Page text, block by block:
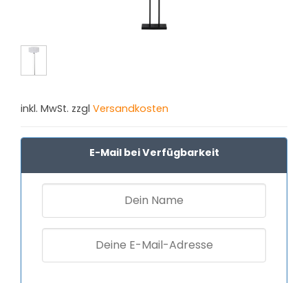
inkl. MwSt. zzgl Versandkosten
E-Mail bei Verfügbarkeit